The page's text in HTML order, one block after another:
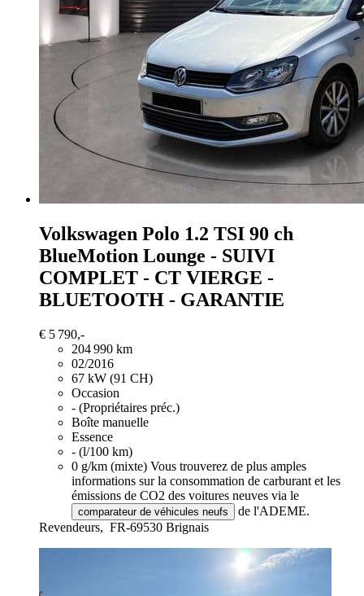
Volkswagen Polo 1.2 TSI 90 ch
BlueMotion Lounge - SUIVI
COMPLET - CT VIERGE -
BLUETOOTH - GARANTIE
€ 5 790,-
204 990 km
02/2016
67 kW (91 CH)
Occasion
- (Propriétaires préc.)
Boîte manuelle
Essence
- (l/100 km)
0 g/km (mixte) Vous trouverez de plus amples
informations sur la consommation de carburant et les
émissions de CO2 des voitures neuves via le
comparateur de véhicules neufs
de l'ADEME.
Revendeurs, FR-69530 Brignais